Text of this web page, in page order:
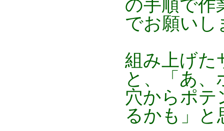
の手順で作
でお願いし
組み上げた
と、「あ
穴からポテ
るかも」